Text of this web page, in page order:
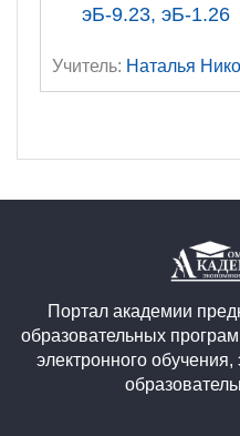
эБ-9.23, эБ-1.26
Учитель: Наталья
Портал академии
образовательных
электронного